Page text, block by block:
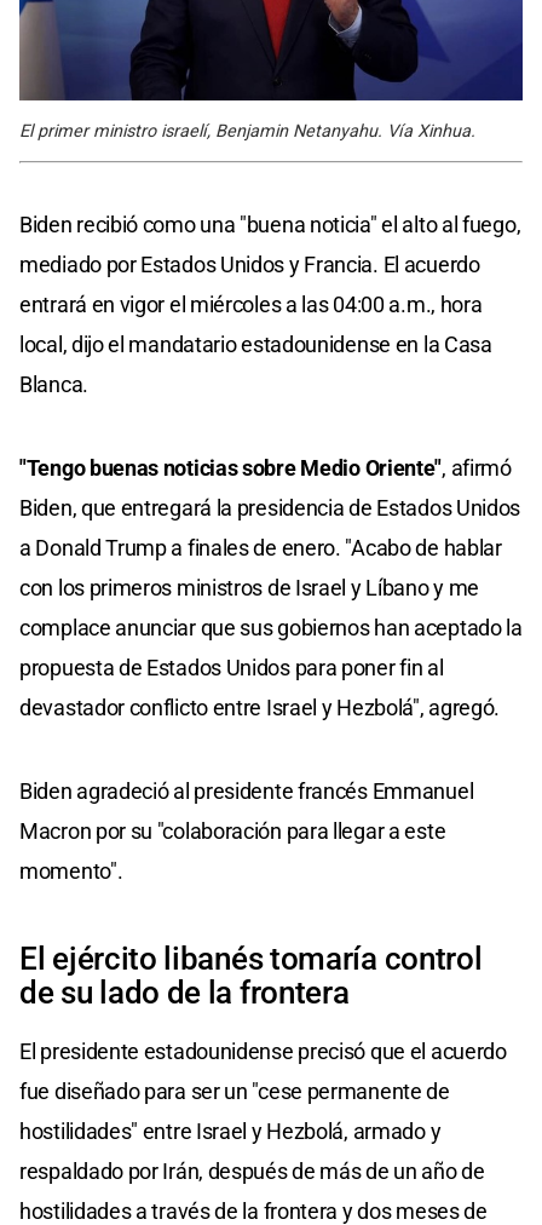
El primer ministro israelí, Benjamin Netanyahu. Vía Xinhua.
Biden recibió como una "buena noticia" el alto al fuego,
mediado por Estados Unidos y Francia. El acuerdo
entrará en vigor el miércoles a las 04:00 a.m., hora
local, dijo el mandatario estadounidense en la Casa
Blanca.
"Tengo buenas noticias sobre Medio Oriente", afirmó
Biden, que entregará la presidencia de Estados Unidos
a Donald Trump a finales de enero. "Acabo de hablar
con los primeros ministros de Israel y Líbano y me
complace anunciar que sus gobiernos han aceptado la
propuesta de Estados Unidos para poner fin al
devastador conflicto entre Israel y Hezbolá", agregó.
Biden agradeció al presidente francés Emmanuel
Macron por su "colaboración para llegar a este
momento".
El ejército libanés tomaría control
de su lado de la frontera
El presidente estadounidense precisó que el acuerdo
fue diseñado para ser un "cese permanente de
hostilidades" entre Israel y Hezbolá, armado y
respaldado por Irán, después de más de un año de
hostilidades a través de la frontera y dos meses de